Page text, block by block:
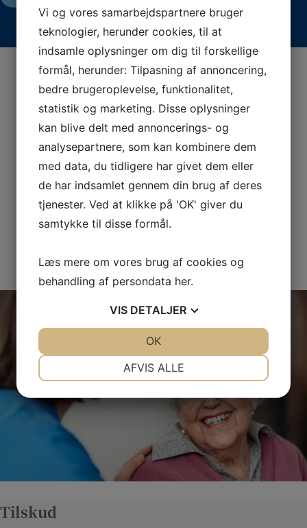
Vi giver os tid til dig
Vi kerer os om din fodsundhed og gør os umage med
at møde dig, hvor du er, uanset om du er 14 eller 84
år.
Hos os har vi god tid til at komme godt omkring
fodproblemer og årsagerne til dem, mens du sidder i
stolen.
Tilskud
Vi og vores samarbejdspartnere bruger
teknologier, herunder cookies, til at
indsamle oplysninger om dig til forskellige
formål, herunder: Tilpasning af annoncering,
bedre brugeroplevelse, funktionalitet,
statistik og marketing. Disse oplysninger
kan blive delt med annoncerings- og
analysepartnere, som kan kombinere dem
med data, du tidligere har givet dem eller
de har indsamlet gennem din brug af deres
tjenester. Ved at klikke på 'OK' giver du
samtykke til disse formål.
Læs mere om vores brug af cookies og
behandling af persondata her.
VIS DETALJER
STATISTIK
AFVIS ALLE
OK